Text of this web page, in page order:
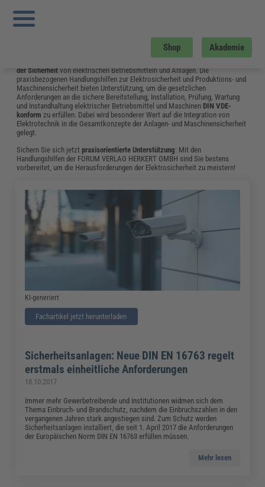
Shop Akademie
Sie sind hier:
Seite 10
Elektrosicherheit und Elektrotechnik
Das Fachwissen aus dem Bereich Elektrosicherheit & Elektrotechnik
der Sicherheit von elektrischen Betriebsmitteln und Anlagen. Die
praxisbezogenen Handlungshilfen zur Elektrosicherheit und Produktions- und
Maschinensicherheit bieten Unterstützung, um die gesetzlichen
Anforderungen an die sichere Bereitstellung, Installation, Prüfung, Wartung
und Instandhaltung elektrischer Betriebsmittel und Maschinen DIN VDE-
konformzu erfüllen. Dabei wird besonderer Wert auf die Integration von
Elektrotechnik in die Gesamtkonzepte der Anlagen- und Maschinensicherheit
gelegt.
Sichern Sie sich jetzt praxisorientierte Unterstützung: Mit den
Handlungshilfen der FORUM VERLAG HERKERT GMBH sind Sie bestens
vorbereitet, um die Herausforderungen der Elektrosicherheit zu meistern!
KI-generiert
Fachartikel jetzt herunterladen
Sicherheitsanlagen: Neue DIN EN 16763 regelt
erstmals einheitliche Anforderungen
18.10.2017
Immer mehr Gewerbetreibende und Institutionen widmen sich dem
Thema Einbruch- und Brandschutz, nachdem die Einbruchszahlen in den
vergangenen Jahren stark angestiegen sind. Zum Schutz werden
Sicherheitsanlagen installiert, die seit 1. April 2017 die Anforderungen
der Europäischen Norm DIN EN 16763 erfüllen müssen.
Mehr lesen